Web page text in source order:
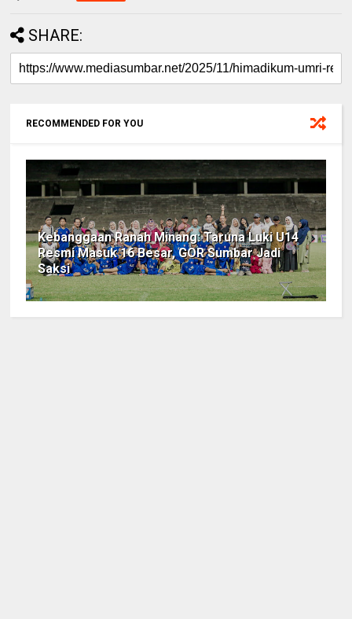
SHARE:
RECOMMENDED FOR YOU
Kebanggaan Ranah Minang: Taruna Luki U14
Resmi Masuk 16 Besar, GOR Sumbar Jadi
Saksi